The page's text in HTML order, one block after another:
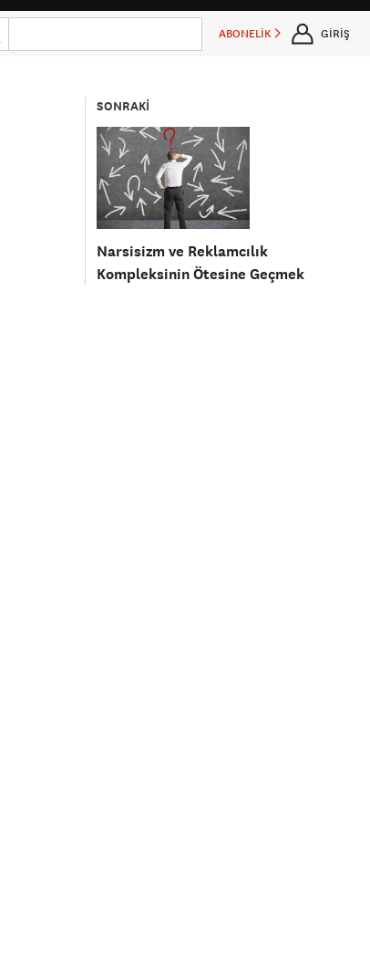
ABONELİK GİRİŞ
SONRAKİ
Narsisizm ve Reklamcılık
Kompleksinin Ötesine Geçmek